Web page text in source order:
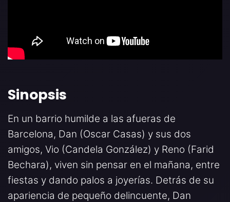
Sinopsis
En un barrio humilde a las afueras de
Barcelona, Dan (Oscar Casas) y sus dos
amigos, Vio (Candela González) y Reno (Farid
Bechara), viven sin pensar en el mañana, entre
fiestas y dando palos a joyerías. Detrás de su
apariencia de pequeño delincuente, Dan